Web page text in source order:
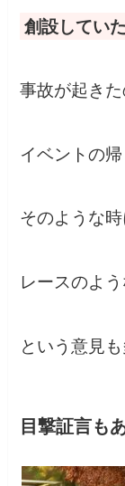
創設してい
事故が起き
イベントの帰
そのような時
レースのよ
という意見
目撃証言も